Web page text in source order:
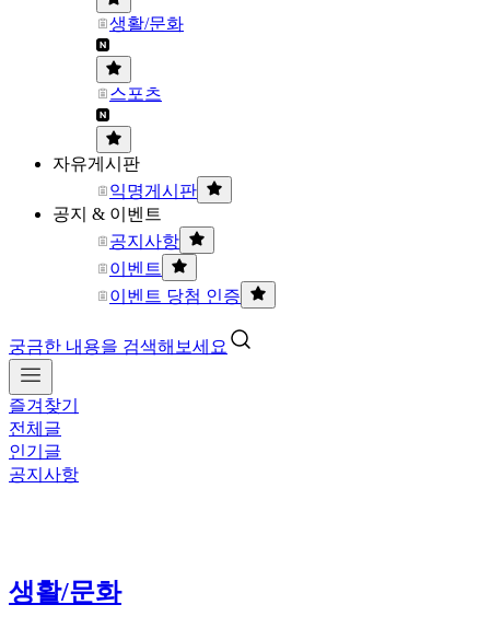
생활/문화
스포츠
자유게시판
익명게시판
공지 & 이벤트
공지사항
이벤트
이벤트 당첨 인증
궁금한 내용을 검색해보세요
즐겨찾기
전체글
인기글
공지사항
생활/문화